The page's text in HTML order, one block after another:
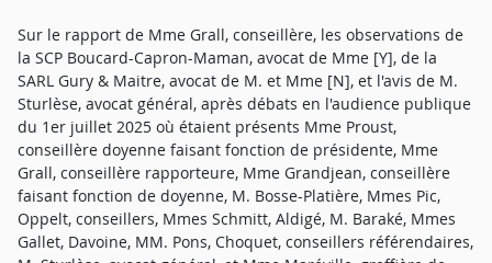
Sur le rapport de Mme Grall, conseillère, les observations de
la SCP Boucard-Capron-Maman, avocat de Mme [Y], de la
SARL Gury & Maitre, avocat de M. et Mme [N], et l'avis de M.
Sturlèse, avocat général, après débats en l'audience publique
du 1er juillet 2025 où étaient présents Mme Proust,
conseillère doyenne faisant fonction de présidente, Mme
Grall, conseillère rapporteure, Mme Grandjean, conseillère
faisant fonction de doyenne, M. Bosse-Platière, Mmes Pic,
Oppelt, conseillers, Mmes Schmitt, Aldigé, M. Baraké, Mmes
Gallet, Davoine, MM. Pons, Choquet, conseillers référendaires,